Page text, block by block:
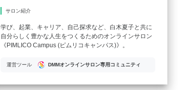
サロン紹介
学び、起業、キャリア、自己探求など、白木夏子と共に
自分らしく豊かな人生をつくるためのオンラインサロン
《PIMLICO Campus (ピムリコキャンパス)》。
運営ツール DMMオンラインサロン専用コミュニティ